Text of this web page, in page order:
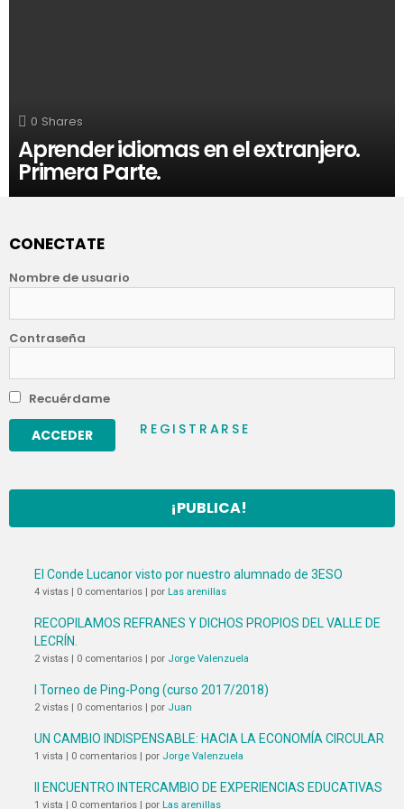
0 Shares
Aprender idiomas en el extranjero.
Primera Parte.
CONECTATE
Nombre de usuario
Contraseña
Recuérdame
REGISTRARSE
¡PUBLICA!
El Conde Lucanor visto por nuestro alumnado de 3ESO
4 vistas 0 comentarios por Las arenillas
RECOPILAMOS REFRANES Y DICHOS PROPIOS DEL VALLE DE
LECRÍN.
2 vistas 0 comentarios por Jorge Valenzuela
I Torneo de Ping-Pong (curso 2017/2018)
2 vistas 0 comentarios por Juan
UN CAMBIO INDISPENSABLE: HACIA LA ECONOMÍA CIRCULAR
1 vista 0 comentarios por Jorge Valenzuela
II ENCUENTRO INTERCAMBIO DE EXPERIENCIAS EDUCATIVAS
1 vista 0 comentarios por Las arenillas